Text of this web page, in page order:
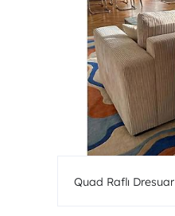
Quad Raflı Dresuar